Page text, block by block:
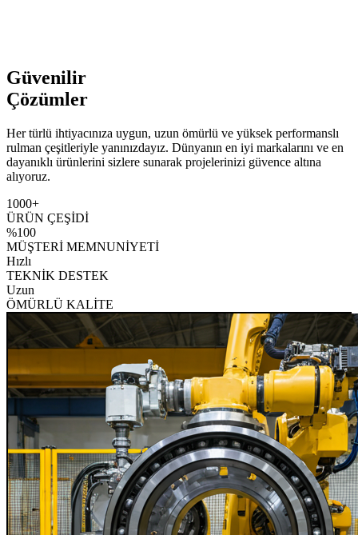
Güvenilir
Çözümler
Her türlü ihtiyacınıza uygun, uzun ömürlü ve yüksek performanslı
rulman çeşitleriyle yanınızdayız. Dünyanın en iyi markalarını ve en
dayanıklı ürünlerini sizlere sunarak projelerinizi güvence altına
alıyoruz.
1000+
ÜRÜN ÇEŞİDİ
%100
MÜŞTERİ MEMNUNİYETİ
Hızlı
TEKNİK DESTEK
Uzun
ÖMÜRLÜ KALİTE